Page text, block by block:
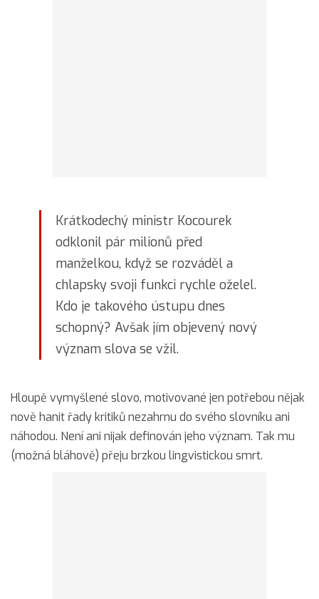
Krátkodechý ministr Kocourek
odklonil pár milionů před
manželkou, když se rozváděl a
chlapsky svoji funkci rychle oželel.
Kdo je takového ústupu dnes
schopný? Avšak jím objevený nový
význam slova se vžil.
Hloupě vymyšlené slovo, motivované jen potřebou nějak
nově hanit řady kritiků nezahrnu do svého slovníku ani
náhodou. Není ani nijak definován jeho význam. Tak mu
(možná bláhově) přeju brzkou lingvistickou smrt.